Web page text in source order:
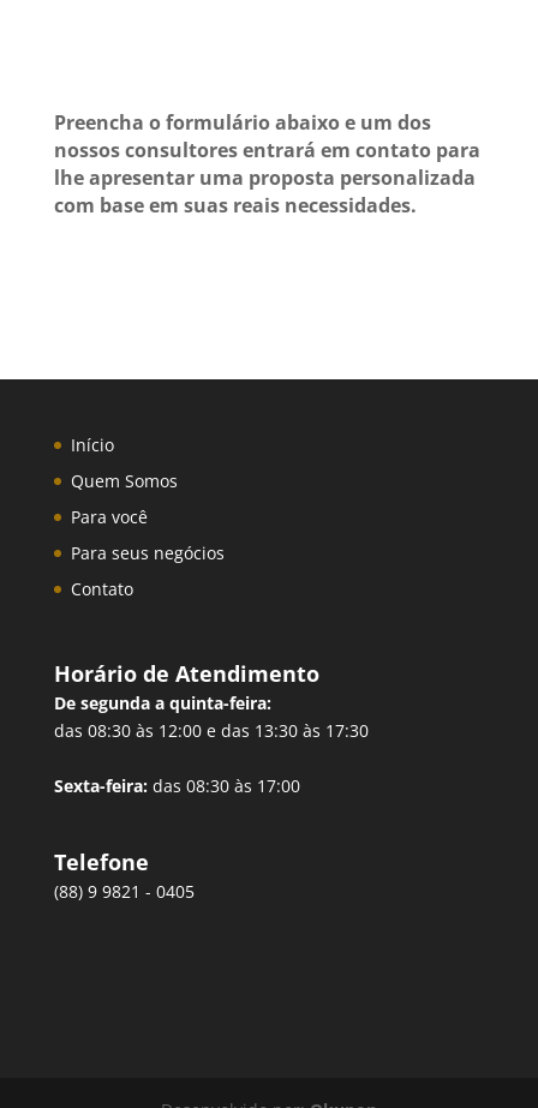
Preencha o formulário abaixo e um dos
nossos consultores entrará em contato para
lhe apresentar uma proposta personalizada
com base em suas reais necessidades.
Início
Quem Somos
Para você
Para seus negócios
Contato
Horário de Atendimento
De segunda a quinta-feira:
das 08:30 às 12:00 e das 13:30 às 17:30
Sexta-feira: das 08:30 às 17:00
Telefone
(88) 9 9821 - 0405